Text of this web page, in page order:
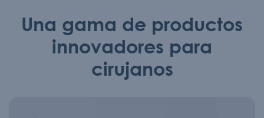
Una gama de productos
innovadores para
cirujanos